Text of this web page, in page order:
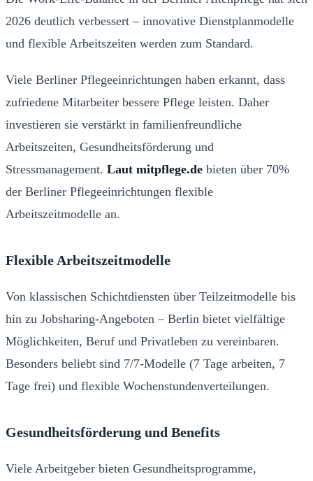
2026 deutlich verbessert – innovative Dienstplanmodelle
und flexible Arbeitszeiten werden zum Standard.
Viele Berliner Pflegeeinrichtungen haben erkannt, dass
zufriedene Mitarbeiter bessere Pflege leisten. Daher
investieren sie verstärkt in familienfreundliche
Arbeitszeiten, Gesundheitsförderung und
Stressmanagement. Laut mitpflege.de bieten über 70%
der Berliner Pflegeeinrichtungen flexible
Arbeitszeitmodelle an.
Flexible Arbeitszeitmodelle
Von klassischen Schichtdiensten über Teilzeitmodelle bis
hin zu Jobsharing-Angeboten – Berlin bietet vielfältige
Möglichkeiten, Beruf und Privatleben zu vereinbaren.
Besonders beliebt sind 7/7-Modelle (7 Tage arbeiten, 7
Tage frei) und flexible Wochenstundenverteilungen.
Gesundheitsförderung und Benefits
Viele Arbeitgeber bieten Gesundheitsprogramme,